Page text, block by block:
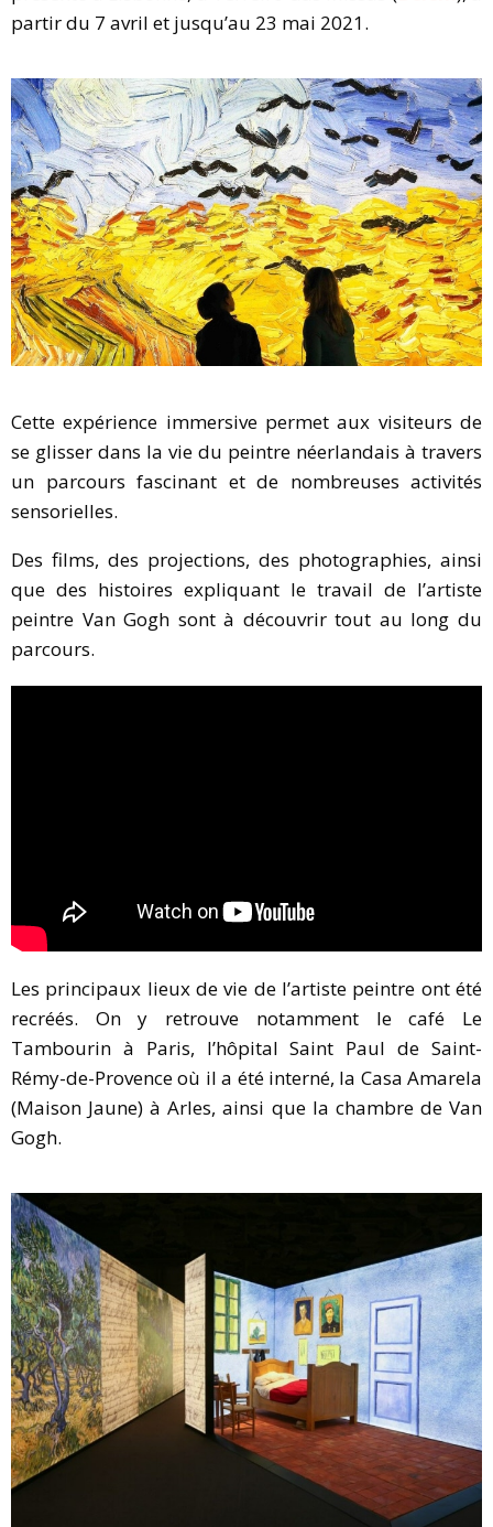
partir du 7 avril et jusqu’au 23 mai 2021.
Cette expérience immersive permet aux visiteurs de
se glisser dans la vie du peintre néerlandais à travers
un parcours fascinant et de nombreuses activités
sensorielles.
Des films, des projections, des photographies, ainsi
que des histoires expliquant le travail de l’artiste
peintre Van Gogh sont à découvrir tout au long du
parcours.
Les principaux lieux de vie de l’artiste peintre ont été
recréés. On y retrouve notamment le café Le
Tambourin à Paris, l’hôpital Saint Paul de Saint-
Rémy-de-Provence où il a été interné, la Casa Amarela
(Maison Jaune) à Arles, ainsi que la chambre de Van
Gogh.